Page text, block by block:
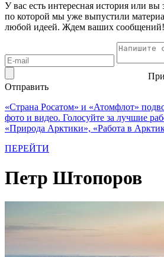
У вас есть интересная история или вы
по которой мы уже выпустили
любой идеей. Ждем ваших сообщений!
Отправить
«Страна Росатом» и «Атомфлот»
фото и видео. Голосуйте за лучшие
«Природа Арктики», «Работа в
ПЕРЕЙТИ
Петр Штопоров